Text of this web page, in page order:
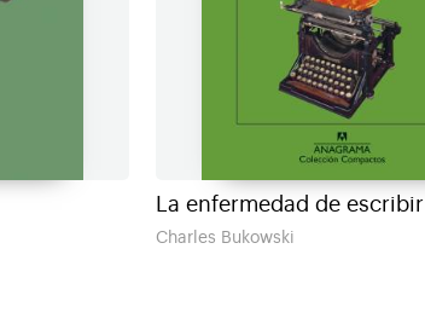
La enfermedad de escribir
Charles Bukowski